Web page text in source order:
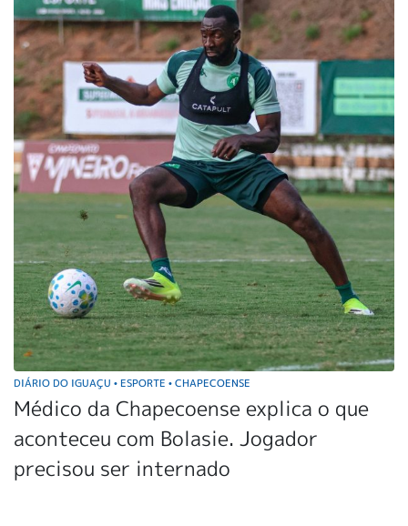
DIÁRIO DO IGUAÇU • ESPORTE • CHAPECOENSE
Médico da Chapecoense explica o que
aconteceu com Bolasie. Jogador
precisou ser internado